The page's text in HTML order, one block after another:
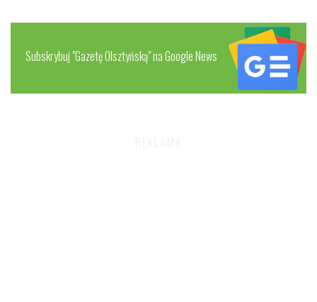
Subskrybuj "Gazetę Olsztyńską" na Google News